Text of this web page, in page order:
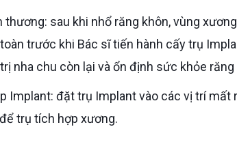
trước khi Bác sĩ tiến hành cấy trụ
nha chu còn lại và ổn định sức khỏe
trụ tích hợp xương.